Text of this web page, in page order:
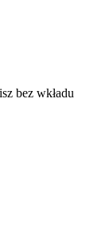
bez wkładu